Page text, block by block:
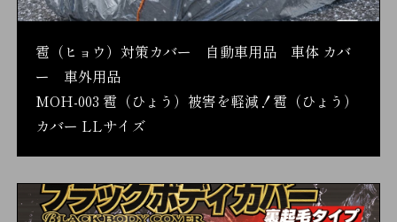
雹（ヒョウ）対策カバー 自動車用品 車体 カバ
ー 車外用品
MOH-003 雹（ひょう）被害を軽減！雹（ひょう）
カバー LLサイズ